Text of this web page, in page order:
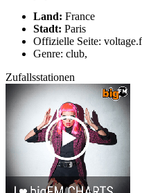
Land: France
Stadt: Paris
Offizielle Seite:
Genre: club,
Zufallsstationen